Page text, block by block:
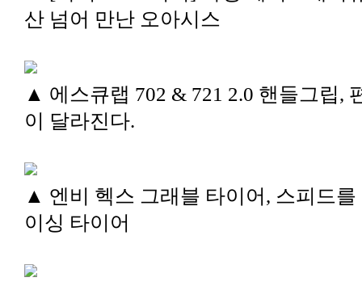
산 넘어 만난 오아시스
▲ 에스큐랩 702 & 721 2.0 핸들그립,
이 달라진다.
▲ 엔비 헥스 그래블 타이어, 스피드를
이싱 타이어